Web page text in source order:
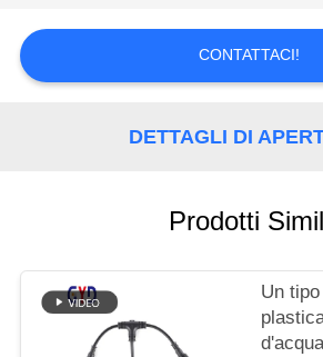
CONTATTACI!
DETTAGLI DI
Prodotti
Un